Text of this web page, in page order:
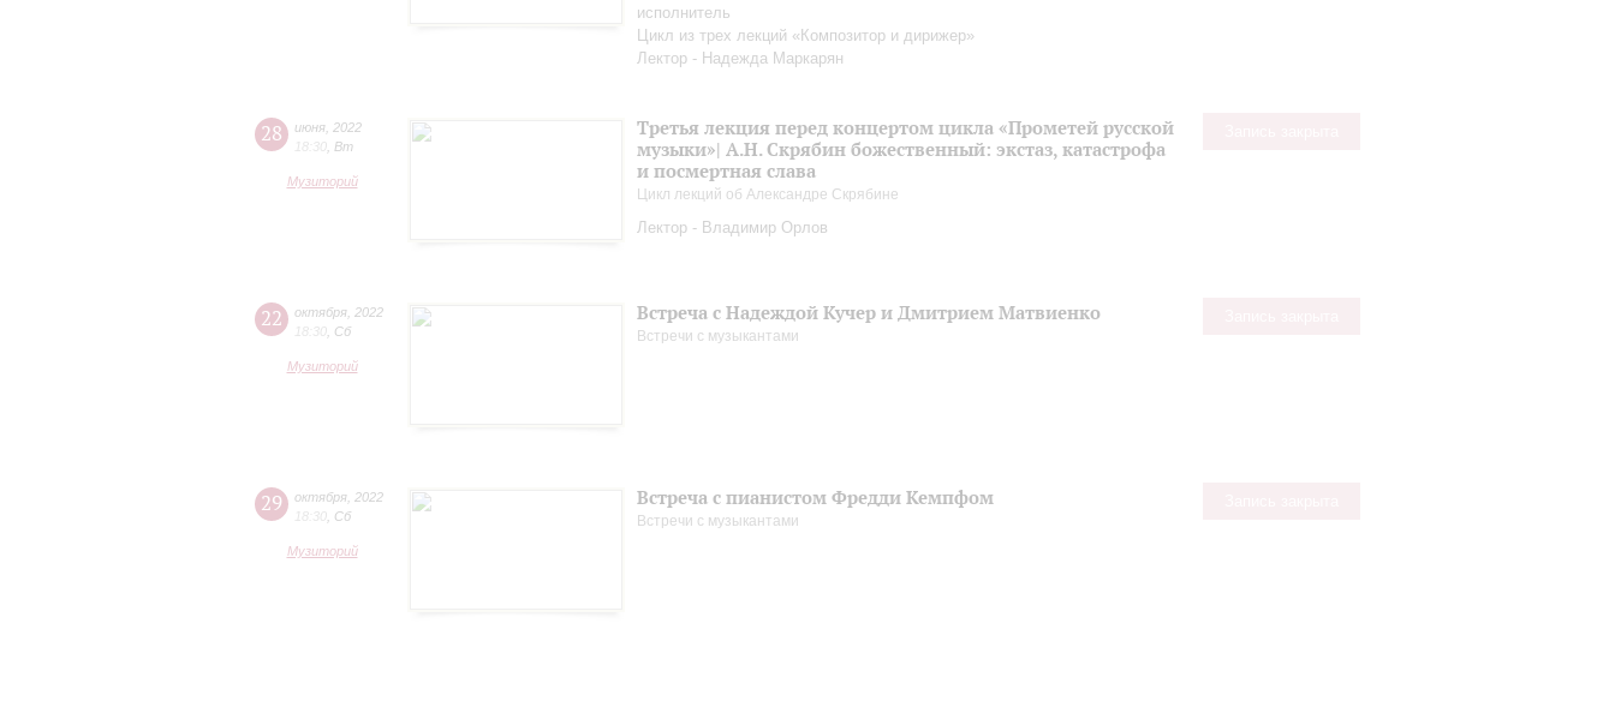
исполнитель
Цикл из трех лекций «Композитор и дирижер»
Лектор - Надежда Маркарян
28 июня 2022
18:30 Вт
Музиторий
Третья лекция перед концертом цикла «Прометей русской
музыки»| А.Н. Скрябин божественный: экстаз, катастрофа
и посмертная слава
Цикл лекций об Александре Скрябине
Лектор - Владимир Орлов
22 октября 2022
18:30 Сб
Музиторий
Встреча с Надеждой Кучер и Дмитрием Матвиенко
Встречи с музыкантами
29 октября 2022
18:30 Сб
Музиторий
Встреча с пианистом Фредди Кемпфом
Встречи с музыкантами